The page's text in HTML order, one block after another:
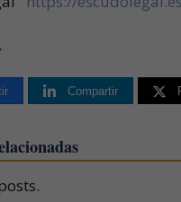
Compartir